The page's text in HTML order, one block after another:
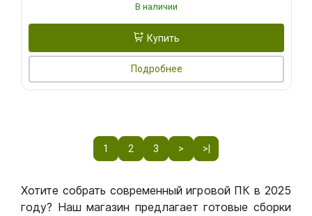
В наличии
Купить
Подробнее
1 2 3 > >|
Хотите собрать современный игровой ПК в 2025
году? Наш магазин предлагает готовые сборки